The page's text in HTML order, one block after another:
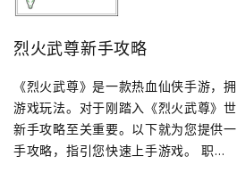
烈火武尊新手攻略
《烈火武尊》是一款热血仙侠手游，
游戏玩法。对于刚踏入《烈火武尊》
新手攻略至关重要。以下就为您提供
手攻略，指引您快速上手游戏。 职...